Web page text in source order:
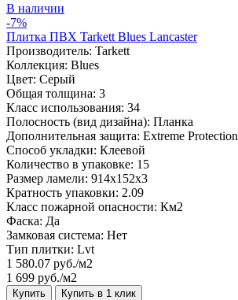
В наличии
-7%
Плитка ПВХ Tarkett Blues Lancaster
Производитель: Tarkett
Коллекция: Blues
Цвет: Серый
Общая толщина: 3
Класс использования: 34
Полосность (вид дизайна): Планка
Дополнительная защита: Extreme Protection
Способ укладки: Клеевой
Количество в упаковке: 15
Размер ламели: 914x152x3
Кратность упаковки: 2.09
Класс пожарной опасности: Км2
Фаска: Да
Замковая система: Нет
Тип плитки: Lvt
1 580.07 руб./м2
1 699 руб./м2
Купить Купить в 1 клик